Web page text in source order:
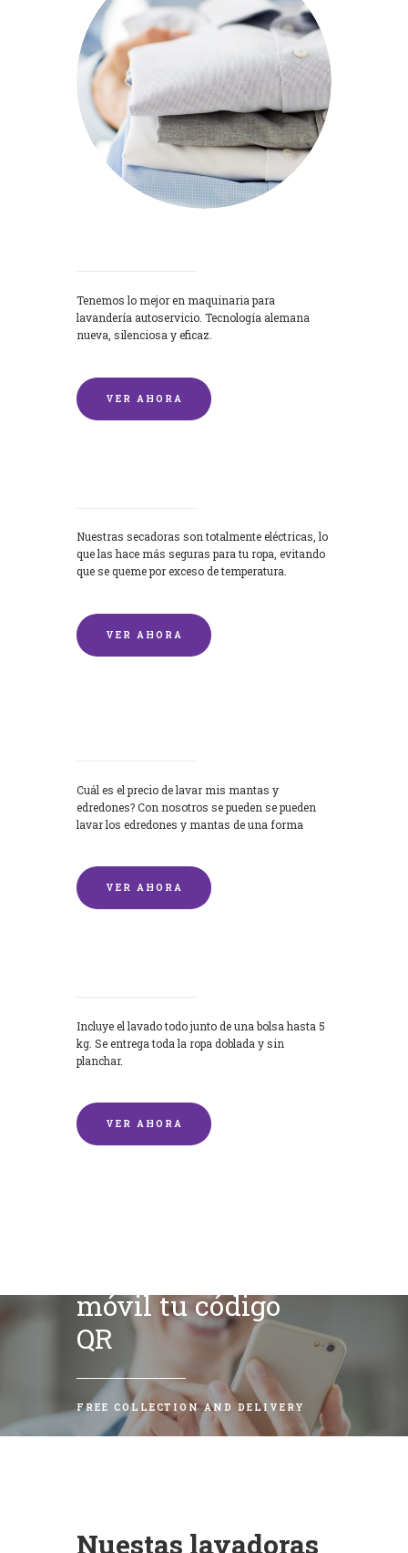
Tenemos lo mejor en maquinaria para
lavandería autoservicio. Tecnología alemana
nueva, silenciosa y eficaz.
VER AHORA
Nuestras secadoras son totalmente eléctricas, lo
que las hace más seguras para tu ropa, evitando
que se queme por exceso de temperatura.
VER AHORA
Cuál es el precio de lavar mis mantas y
edredones? Con nosotros se pueden se pueden
lavar los edredones y mantas de una forma
VER AHORA
Incluye el lavado todo junto de una bolsa hasta 5
kg. Se entrega toda la ropa doblada y sin
planchar.
VER AHORA
móvil tu código
QR
FREE COLLECTION AND DELIVERY
Nuestas lavadoras